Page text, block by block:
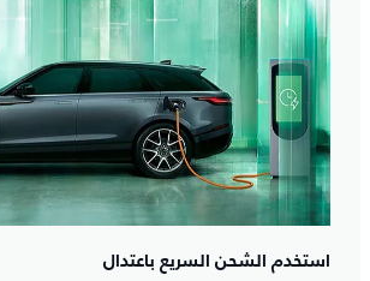
استخدم الشحن السريع باعتدال